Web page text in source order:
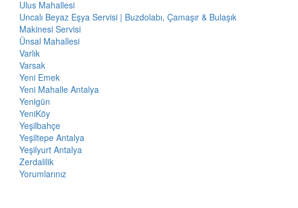
Ulus Mahallesi
Uncalı Beyaz Eşya Servisi | Buzdolabı, Çamaşır & Bulaşık
Makinesi Servisi
Ünsal Mahallesi
Varlık
Varsak
Yeni Emek
Yeni Mahalle Antalya
Yenigün
YeniKöy
Yeşilbahçe
Yeşiltepe Antalya
Yeşilyurt Antalya
Zerdalilik
Yorumlarınız